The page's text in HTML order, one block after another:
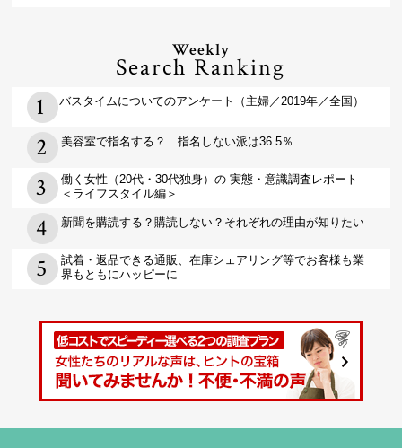
Weekly
Search Ranking
バスタイムについてのアンケート（主婦／2019年／全国）
美容室で指名する？ 指名しない派は36.5％
働く女性（20代・30代独身）の 実態・意識調査レポート
＜ライフスタイル編＞
新聞を購読する？購読しない？それぞれの理由が知りたい
試着・返品できる通販、在庫シェアリング等でお客様も業
界もともにハッピーに